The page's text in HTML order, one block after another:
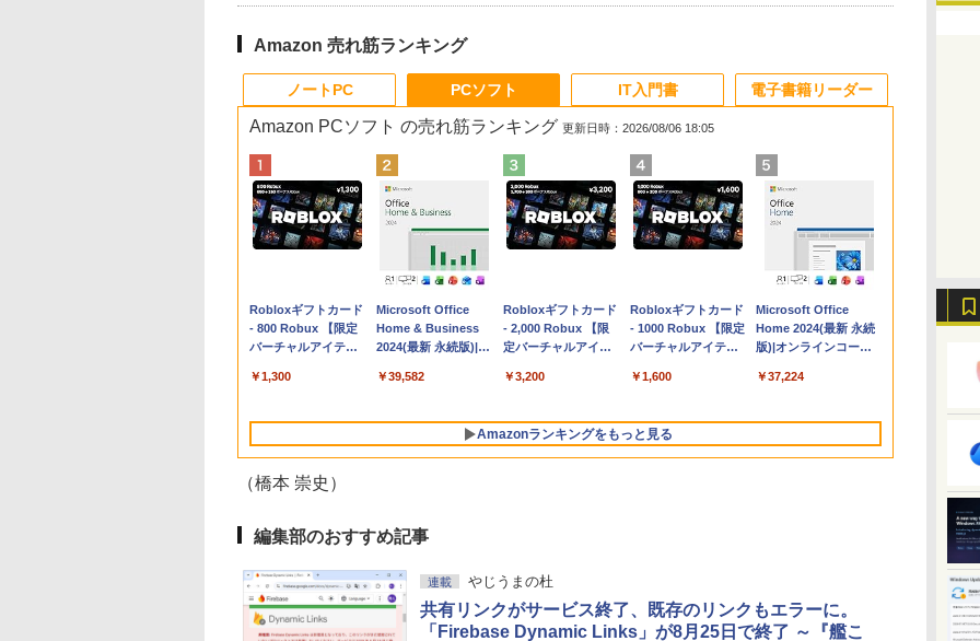
Amazon 売れ筋ランキング
ノートPC
Apple 2026
MacBook Neo A18
Proチップ搭載13イ
AIとApple
設計、Liquid Retina
ユニファイドメモ
リ、512GB SSDスト
レージ、1080p
ラ、Touch ID - イン
￥137,800
tomtoc 360°保護
15.6 16インチ パソコ
ンケース Dell NEC
dynabook Lenovo
￥2,952
Apple 2026
MacBook Air M5チ
ップ搭載13インチノ
Apple Intelligence、
Retinaディスプレ
イ、24GBユニファイ
ドメモリ、1TB SSD
￥314,800
【Amazon.co.jp限
定】 HP ノートパソ
コン 15-fd 15.6イン
512GB SSD インテ
￥129,800
FMV ノートパソコン
WE1-K3 (MS 365
Personal/Copilotキー
型/Core i5/16GB/SSD
FMVWK3E15W_AZ
￥119,800
PCソフト
Amazon PCソフト の売れ筋ランキング 更新日時：2026/08/06 18:05
Robloxギフトカード
- 800 Robux 【限定
バーチャルアイテム
ンゲームコード】 ロ
インコード版
￥1,300
Microsoft Office
Home & Business
2024(最新 永続版)|オ
版|Windows11、
￥39,582
Robloxギフトカード
- 2,000 Robux 【限
定バーチャルアイテ
インゲームコード】
ラインコード版
￥3,200
Robloxギフトカード
- 1000 Robux 【限定
バーチャルアイテム
ンゲームコード】 ロ
ンコード版
￥1,600
Microsoft Office
Home 2024(最新 永続
版)|オンラインコード
10/mac対応|PC2台
￥37,224
Amazonランキングをもっと見る
IT入門書 電子書籍リーダー
（橋本 崇史）
編集部のおすすめ記事
連載 やじうまの杜
共有リンクがサービス終了、既存のリンクもエラーに。
「Firebase Dynamic Links」が8月25日で終了 ～『艦こ